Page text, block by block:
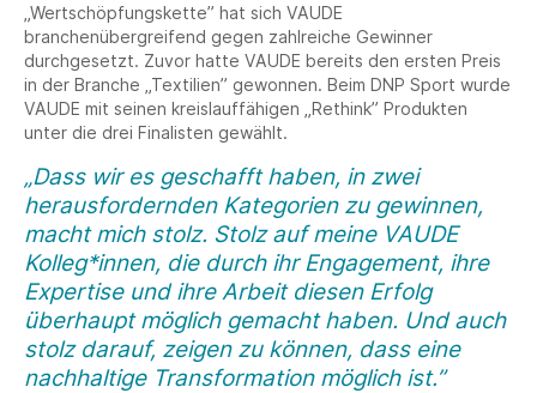
„Wertschöpfungskette” hat sich VAUDE
branchenübergreifend gegen zahlreiche Gewinner
durchgesetzt. Zuvor hatte VAUDE bereits den ersten Preis
in der Branche „Textilien” gewonnen. Beim DNP Sport wurde
VAUDE mit seinen kreislauffähigen „Rethink” Produkten
unter die drei Finalisten gewählt.
„Dass wir es geschafft haben, in zwei
herausfordernden Kategorien zu gewinnen,
macht mich stolz. Stolz auf meine VAUDE
Kolleg*innen, die durch ihr Engagement, ihre
Expertise und ihre Arbeit diesen Erfolg
überhaupt möglich gemacht haben. Und auch
stolz darauf, zeigen zu können, dass eine
nachhaltige Transformation möglich ist.”